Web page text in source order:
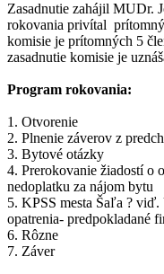
Zasadnutie zahájil MUDr.
rokovania privítal
komisie je prítomných 5
zasadnutie komisie je
Program rokovania:
1. Otvorenie
2. Plnenie záverov z
3. Bytové otázky
4. Prerokovanie žiadostí o
nedoplatku za nájom bytu
5. KPSS mesta Šaľa ?
opatrenia- predpokladané
6. Rôzne
7. Záver